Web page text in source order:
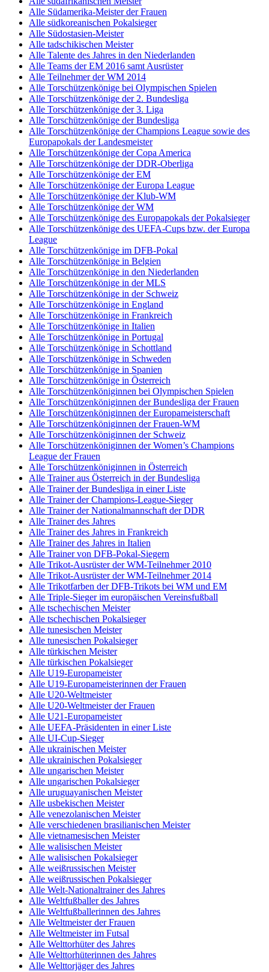
Alle Südamerika-Meister der Frauen
Alle südkoreanischen Pokalsieger
Alle Südostasien-Meister
Alle tadschikischen Meister
Alle Talente des Jahres in den Niederlanden
Alle Teams der EM 2016 samt Ausrüster
Alle Teilnehmer der WM 2014
Alle Torschützenkönige bei Olympischen Spielen
Alle Torschützenkönige der 2. Bundesliga
Alle Torschützenkönige der 3. Liga
Alle Torschützenkönige der Bundesliga
Alle Torschützenkönige der Champions League sowie des
Europapokals der Landesmeister
Alle Torschützenkönige der Copa America
Alle Torschützenkönige der DDR-Oberliga
Alle Torschützenkönige der EM
Alle Torschützenkönige der Europa League
Alle Torschützenkönige der Klub-WM
Alle Torschützenkönige der WM
Alle Torschützenkönige des Europapokals der Pokalsieger
Alle Torschützenkönige des UEFA-Cups bzw. der Europa
League
Alle Torschützenkönige im DFB-Pokal
Alle Torschützenkönige in Belgien
Alle Torschützenkönige in den Niederlanden
Alle Torschützenkönige in der MLS
Alle Torschützenkönige in der Schweiz
Alle Torschützenkönige in England
Alle Torschützenkönige in Frankreich
Alle Torschützenkönige in Italien
Alle Torschützenkönige in Portugal
Alle Torschützenkönige in Schottland
Alle Torschützenkönige in Schweden
Alle Torschützenkönige in Spanien
Alle Torschützenkönige in Österreich
Alle Torschützenköniginnen bei Olympischen Spielen
Alle Torschützenköniginnen der Bundesliga der Frauen
Alle Torschützenköniginnen der Europameisterschaft
Alle Torschützenköniginnen der Frauen-WM
Alle Torschützenköniginnen der Schweiz
Alle Torschützenköniginnen der Women’s Champions
League der Frauen
Alle Torschützenköniginnen in Österreich
Alle Trainer aus Österreich in der Bundesliga
Alle Trainer der Bundesliga in einer Liste
Alle Trainer der Champions-League-Sieger
Alle Trainer der Nationalmannschaft der DDR
Alle Trainer des Jahres
Alle Trainer des Jahres in Frankreich
Alle Trainer des Jahres in Italien
Alle Trainer von DFB-Pokal-Siegern
Alle Trikot-Ausrüster der WM-Teilnehmer 2010
Alle Trikot-Ausrüster der WM-Teilnehmer 2014
Alle Trikotfarben der DFB-Trikots bei WM und EM
Alle Triple-Sieger im europäischen Vereinsfußball
Alle tschechischen Meister
Alle tschechischen Pokalsieger
Alle tunesischen Meister
Alle tunesischen Pokalsieger
Alle türkischen Meister
Alle türkischen Pokalsieger
Alle U19-Europameister
Alle U19-Europameisterinnen der Frauen
Alle U20-Weltmeister
Alle U20-Weltmeister der Frauen
Alle U21-Europameister
Alle UEFA-Präsidenten in einer Liste
Alle UI-Cup-Sieger
Alle ukrainischen Meister
Alle ukrainischen Pokalsieger
Alle ungarischen Meister
Alle ungarischen Pokalsieger
Alle uruguayanischen Meister
Alle usbekischen Meister
Alle venezolanischen Meister
Alle verschiedenen brasilianischen Meister
Alle vietnamesischen Meister
Alle walisischen Meister
Alle walisischen Pokalsieger
Alle weißrussischen Meister
Alle weißrussischen Pokalsieger
Alle Welt-Nationaltrainer des Jahres
Alle Weltfußballer des Jahres
Alle Weltfußballerinnen des Jahres
Alle Weltmeister der Frauen
Alle Weltmeister im Futsal
Alle Welttorhüter des Jahres
Alle Welttorhüterinnen des Jahres
Alle Welttorjäger des Jahres